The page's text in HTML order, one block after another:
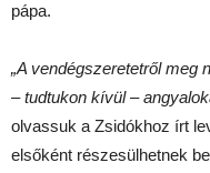
pápa.
„A vendégszeretetről meg
– tudtukon kívül –
olvassuk a Zsidókhoz írt
elsőként részesülhetnek